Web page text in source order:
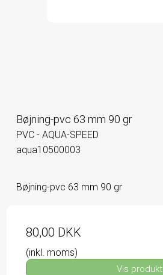
Bøjning-pvc 63 mm 90 gr
PVC - AQUA-SPEED
aqua10500003
Bøjning-pvc 63 mm 90 gr
80,00 DKK
(inkl. moms)
Vis produkt